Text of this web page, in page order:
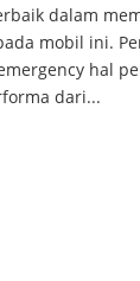
dalam
mobil ini.
hal
dari...